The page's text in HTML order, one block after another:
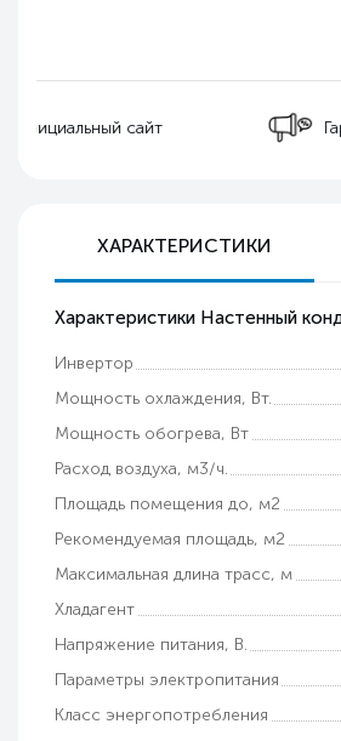
Гарантия лучшей цены
ХАРАКТЕРИСТИКИ
Характеристики Настенный
Инвертор
Мощность охлаждения, Вт.
Мощность обогрева, Вт
Расход воздуха, м3/ч.
Площадь помещения до, м2
Рекомендуемая площадь, м2
Максимальная длина трасс, м
Хладагент
Напряжение питания, В.
Параметры электропитания
Класс энергопотребления